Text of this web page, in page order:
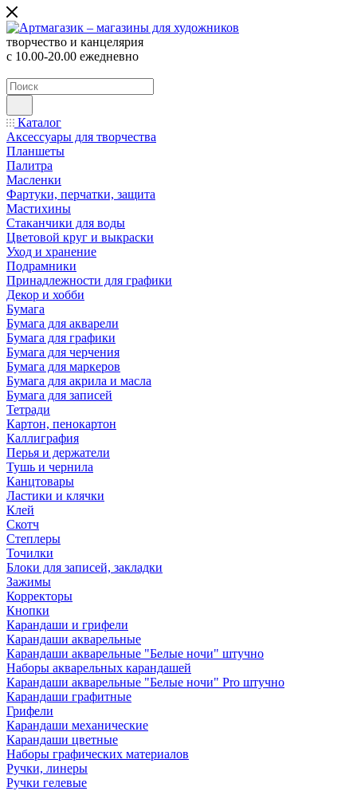
творчество и канцелярия
с 10.00-20.00 ежедневно
Каталог
Аксессуары для творчества
Планшеты
Палитра
Масленки
Фартуки, перчатки, защита
Мастихины
Стаканчики для воды
Цветовой круг и выкраски
Уход и хранение
Подрамники
Принадлежности для графики
Декор и хобби
Бумага
Бумага для акварели
Бумага для графики
Бумага для черчения
Бумага для маркеров
Бумага для акрила и масла
Бумага для записей
Тетради
Картон, пенокартон
Каллиграфия
Перья и держатели
Тушь и чернила
Канцтовары
Ластики и клячки
Клей
Скотч
Степлеры
Точилки
Блоки для записей, закладки
Зажимы
Корректоры
Кнопки
Карандаши и грифели
Карандаши акварельные
Карандаши акварельные "Белые ночи" штучно
Наборы акварельных карандашей
Карандаши акварельные "Белые ночи" Pro штучно
Карандаши графитные
Грифели
Карандаши механические
Карандаши цветные
Наборы графических материалов
Ручки, линеры
Ручки гелевые